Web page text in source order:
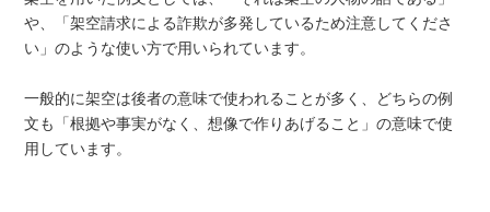
や、「架空請求による詐欺が多発しているため注意してくださ
い」のような使い方で用いられています。
一般的に架空は後者の意味で使われることが多く、どちらの例
文も「根拠や事実がなく、想像で作りあげること」の意味で使
用しています。